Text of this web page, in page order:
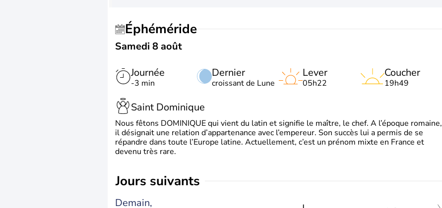
Éphéméride
Samedi 8 août
Journée
-3 min
Dernier
croissant de Lune
Lever
05h22
Coucher
19h49
Saint Dominique
Nous fêtons DOMINIQUE qui vient du latin et signifie le maître, le chef. A l’époque romaine,
il désignait une relation d’appartenance avec l’empereur. Son succès lui a permis de se
répandre dans toute l’Europe latine. Actuellement, c’est un prénom mixte en France et
devenu très rare.
jours suivants
Demain,